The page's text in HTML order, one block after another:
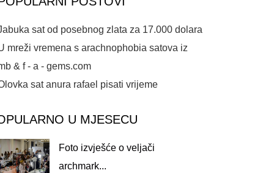
sat od posebnog zlata za 17.000 dolara
mreži vremena s arachnophobia satova iz
& f - a - gems.com
sat anura rafael pisati vrijeme
U MJESECU
Foto izvješće o veljači
archmark...